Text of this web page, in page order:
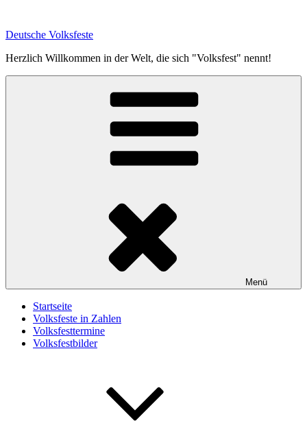
springen
Deutsche Volksfeste
Herzlich Willkommen in der Welt, die sich "Volksfest" nennt!
Menü
Startseite
Volksfeste in Zahlen
Volksfesttermine
Volksfestbilder